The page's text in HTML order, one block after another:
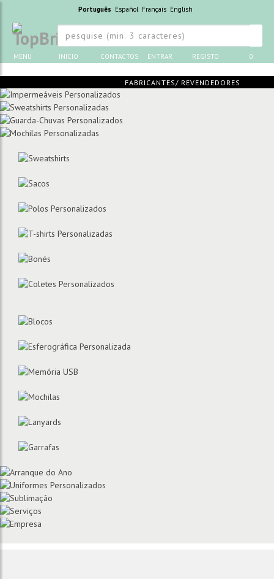
Português Español Français English
MENU INÍCIO CONTACTOS ENTRAR REGISTO 0
FABRICANTES/ REVENDEDORES